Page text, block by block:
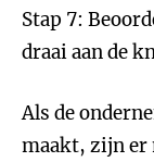
Stap 7:
draai aan de
Als de
maakt, zijn er